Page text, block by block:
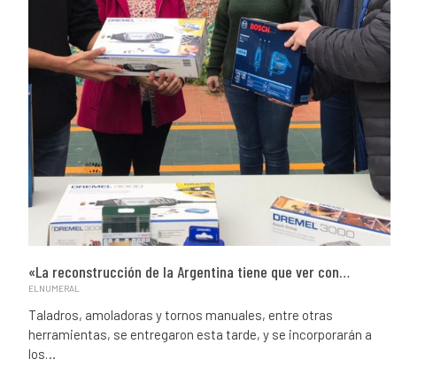
«La reconstrucción de la Argentina tiene que ver con…
ELNUMERAL
Taladros, amoladoras y tornos manuales, entre otras
herramientas, se entregaron esta tarde, y se incorporarán a
los…